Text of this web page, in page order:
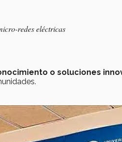
redes eléctricas
o soluciones